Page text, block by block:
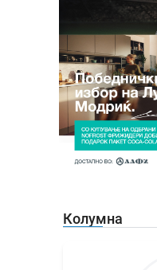
Колумна